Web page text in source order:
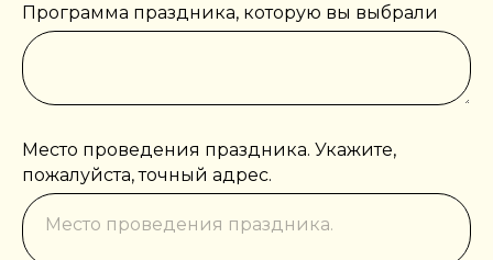
Программа праздника, которую вы выбрали
Место проведения праздника. Укажите,
пожалуйста, точный адрес.